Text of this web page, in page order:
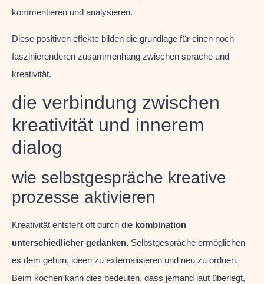
kommentieren und analysieren.
Diese positiven effekte bilden die grundlage für einen noch
faszinierenderen zusammenhang zwischen sprache und
kreativität.
die verbindung zwischen
kreativität und innerem
dialog
wie selbstgespräche kreative
prozesse aktivieren
Kreativität entsteht oft durch die kombination
unterschiedlicher gedanken. Selbstgespräche ermöglichen
es dem gehirn, ideen zu externalisieren und neu zu ordnen.
Beim kochen kann dies bedeuten, dass jemand laut überlegt,